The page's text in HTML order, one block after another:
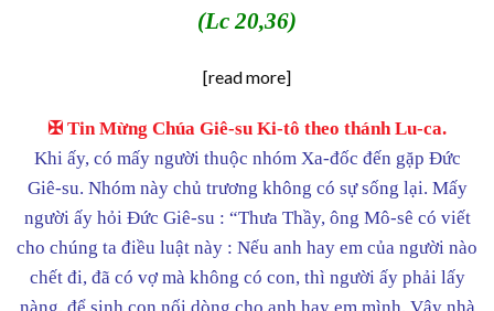
(Lc 20,36)
[read more]
✠ Tin Mừng Chúa Giê-su Ki-tô theo thánh Lu-ca.
Khi ấy, có mấy người thuộc nhóm Xa-đốc đến gặp Đức
Giê-su. Nhóm này chủ trương không có sự sống lại. Mấy
người ấy hỏi Đức Giê-su : “Thưa Thầy, ông Mô-sê có viết
cho chúng ta điều luật này : Nếu anh hay em của người nào
chết đi, đã có vợ mà không có con, thì người ấy phải lấy